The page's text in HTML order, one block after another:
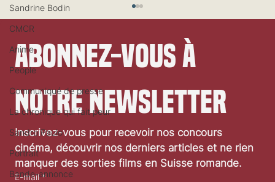
Sandrine Bodin
CMCR
Anime
People
Communiqué de presse
La chronique qui fait peur
Sandro Paulo
Portrait
Bande-annonce
Abonnez-vous à
notre newsletter
Inscrivez-vous pour recevoir nos concours
cinéma, découvrir nos derniers articles et ne rien
manquer des sorties films en Suisse romande.
E-mail *